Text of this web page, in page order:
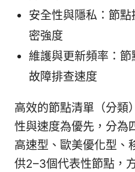
安全性與隱私：節
密強度
維護與更新頻率：節
故障排查速度
高效的節點清單（分類
性與速度為優先，分為
高速型、歐美優化型、
供2–3個代表性節點，